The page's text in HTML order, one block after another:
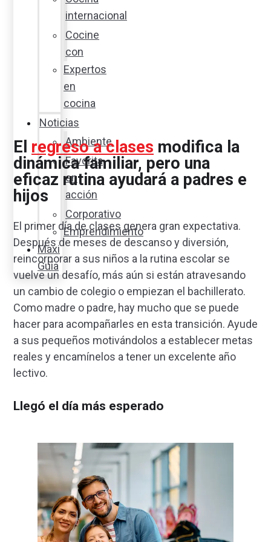
internacional
Cocine
con
Expertos
en
cocina
Noticias
Ambiente
Favorita
en
acción
Corporativo
Emprendimiento
Maxi
Guía
El regreso a clases modifica la
dinámica familiar, pero una
eficaz rutina ayudará a padres e
hijos
El primer día de clases genera gran expectativa.
Después de meses de descanso y diversión,
reincorporar a sus niños a la rutina escolar se
vuelve un desafío, más aún si están atravesando
un cambio de colegio o empiezan el bachillerato.
Como madre o padre, hay mucho que se puede
hacer para acompañarles en esta transición. Ayude
a sus pequeños motivándolos a establecer metas
reales y encamínelos a tener un excelente año
lectivo.
Llegó el día más esperado